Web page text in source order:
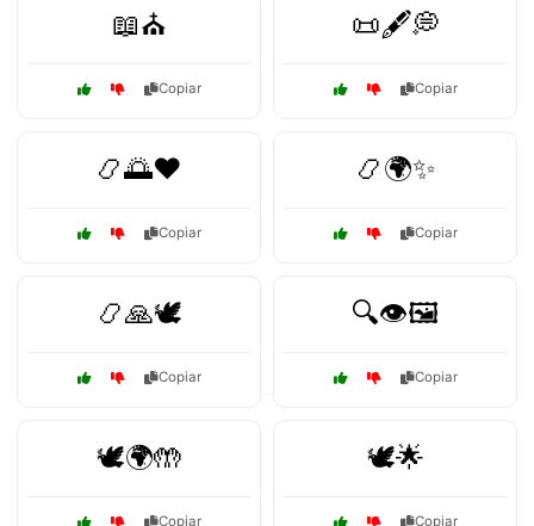
📖⛪
Copiar
📜🖋️💭
Copiar
📿🌅❤️
Copiar
📿🌍✨
Copiar
📿🙏🕊️
Copiar
🔍👁️🖼️
Copiar
🕊️🌍🤲
Copiar
🕊️🌟
Copiar